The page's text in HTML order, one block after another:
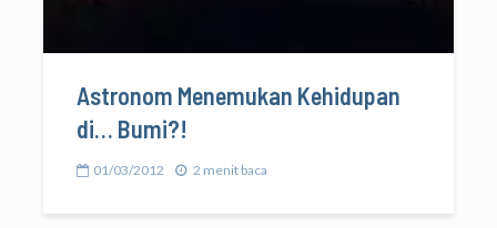
Astronom Menemukan Kehidupan
di… Bumi?!
01/03/2012 2 menit baca